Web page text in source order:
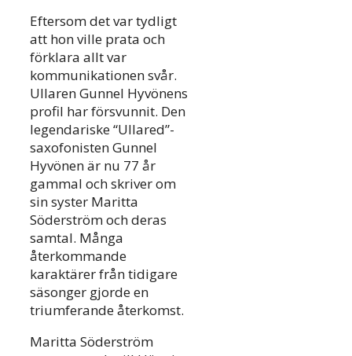
Eftersom det var tydligt
att hon ville prata och
förklara allt var
kommunikationen svår.
Ullaren Gunnel Hyvönens
profil har försvunnit. Den
legendariske “Ullared”-
saxofonisten Gunnel
Hyvönen är nu 77 år
gammal och skriver om
sin syster Maritta
Söderström och deras
samtal. Många
återkommande
karaktärer från tidigare
säsonger gjorde en
triumferande återkomst.
Maritta Söderström